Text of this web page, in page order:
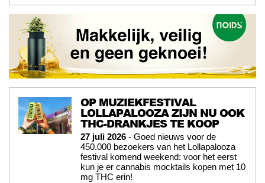
OP MUZIEKFESTIVAL
LOLLAPALOOZA ZIJN NU OOK
THC-DRANKJES TE KOOP
27 juli 2026 - Goed nieuws voor de
450.000 bezoekers van het Lollapalooza
festival komend weekend: voor het eerst
kun je er cannabis mocktails kopen met 10
mg THC erin!